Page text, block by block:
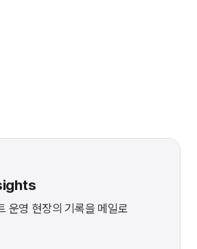
운영 현장의 기록을 메일로